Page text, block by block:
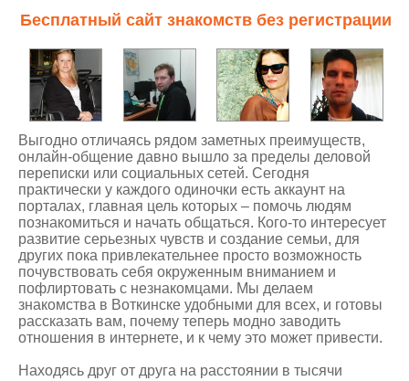
Бесплатный сайт знакомств без регистрации
Выгодно отличаясь рядом заметных преимуществ,
онлайн-общение давно вышло за пределы деловой
переписки или социальных сетей. Сегодня
практически у каждого одиночки есть аккаунт на
порталах, главная цель которых – помочь людям
познакомиться и начать общаться. Кого-то интересует
развитие серьезных чувств и создание семьи, для
других пока привлекательнее просто возможность
почувствовать себя окруженным вниманием и
пофлиртовать с незнакомцами. Мы делаем
знакомства в Воткинске удобными для всех, и готовы
рассказать вам, почему теперь модно заводить
отношения в интернете, и к чему это может привести.
Находясь друг от друга на расстоянии в тысячи